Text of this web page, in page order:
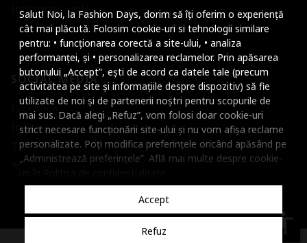
Salut! Noi, la Fashion Days, dorim să îți oferim o experiență
cât mai plăcută. Folosim cookie-uri si tehnologii similare
pentru: • funcționarea corectă a site-ului, • analiza
performanței, și • personalizarea reclamelor. Prin apăsarea
butonului „Accept”, ești de acord ca datele tale (precum
activitatea pe site și informațiile despre dispozitiv) să fie
utilizate de noi și de partenerii noștri pentru scopurile de
mai sus. Dacă alegi „Refuz”, vom folosi doar cookie-uri
strict necesare funcționării site-ului și nu vom afișa reclame
personalizate. Poți modifica preferințele oricând apăsând pe
„Administrează preferințele”. Află mai multe despre cookie-
Accept
Refuz
Informatii utile
SOCIAL MEDIA
Facebook
Instagram
TikTok
Youtube
accessibility
Micsoreaza
Mareste spatierea
Micsoreaza
Mareste inaltimea
Micsoreaza
Inverseaza culorile
Nuante de gri
Cursor mare